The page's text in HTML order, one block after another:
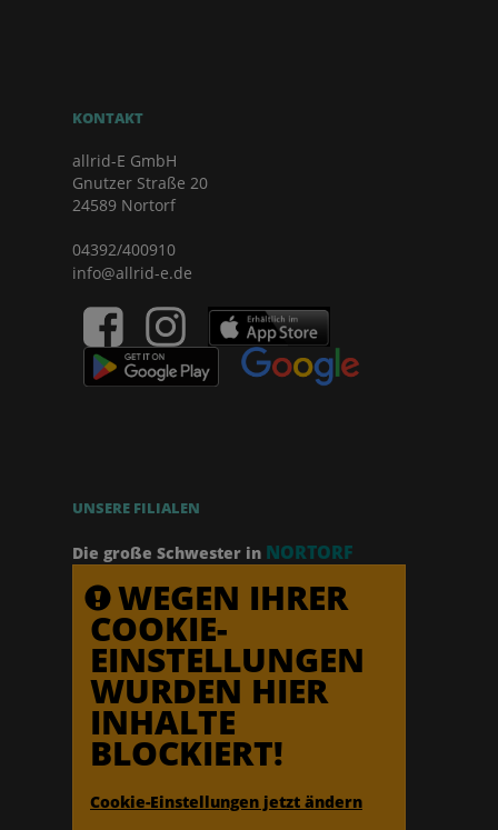
KONTAKT
allrid-E GmbH
Gnutzer Straße 20
24589 Nortorf
04392/400910
info@allrid-e.de
UNSERE FILIALEN
Die große Schwester in NORTORF
WEGEN IHRER
COOKIE-
EINSTELLUNGEN
WURDEN HIER
INHALTE
BLOCKIERT!
Cookie-Einstellungen jetzt ändern